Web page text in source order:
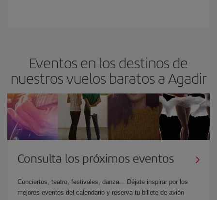
Eventos en los destinos de
nuestros vuelos baratos a Agadir
Consulta los próximos eventos
Conciertos, teatro, festivales, danza... Déjate inspirar por los
mejores eventos del calendario y reserva tu billete de avión